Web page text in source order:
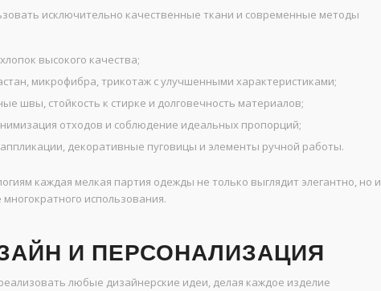
исключительно качественные ткани и современные методы
высокого качества;
микрофибра, трикотаж с улучшенными характеристиками;
швы, стойкость к стирке и долговечность материалов;
отходов и соблюдение идеальных пропорций;
декоративные пуговицы и элементы ручной работы.
каждая мелкая партия одежды не только выглядит элегантно, но и
использования.
И ПЕРСОНАЛИЗАЦИЯ
любые дизайнерские идеи, делая каждое изделие